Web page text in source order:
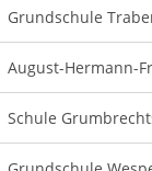
Grundschule
August-Hermann-
Schule